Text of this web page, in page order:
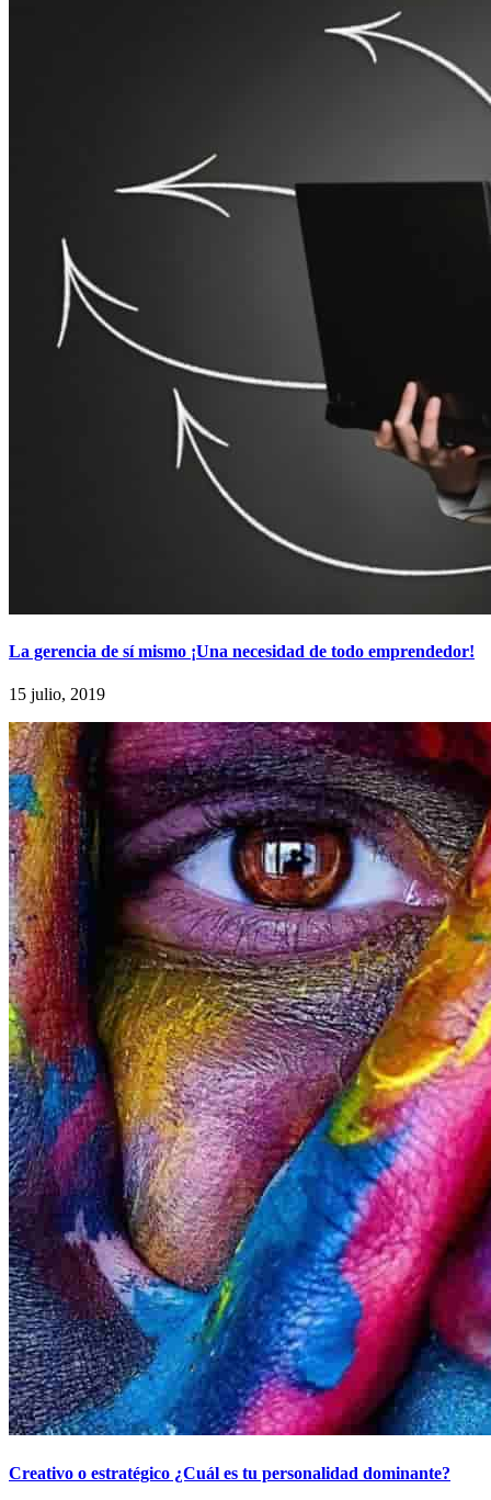
La gerencia de sí mismo ¡Una necesidad de todo emprendedor!
15 julio, 2019
Creativo o estratégico ¿Cuál es tu personalidad dominante?